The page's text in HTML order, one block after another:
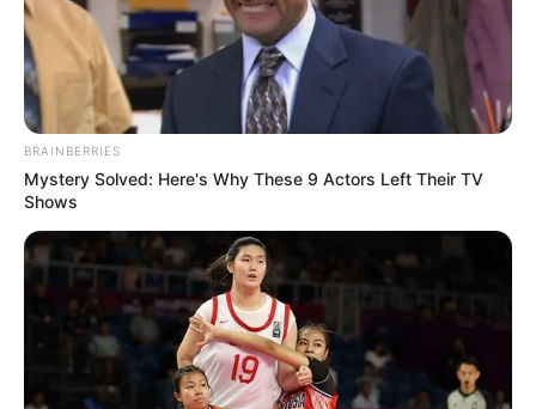
BRAINBERRIES
Mystery Solved: Here's Why These 9 Actors Left Their TV
Shows